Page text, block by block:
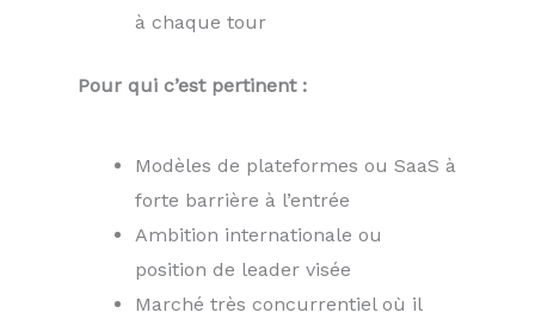
à chaque tour
Pour qui c’est pertinent :
Modèles de plateformes ou SaaS à
forte barrière à l’entrée
Ambition internationale ou
position de leader visée
Marché très concurrentiel où il